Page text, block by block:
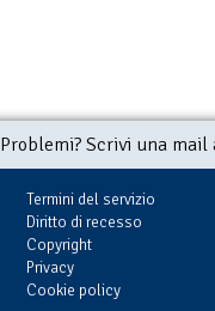
Problemi? Scrivi una
Termini del servizio
Diritto di recesso
Copyright
Privacy
Cookie policy